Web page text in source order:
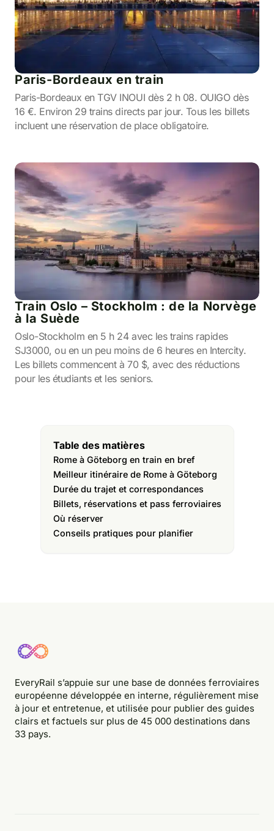
Paris-Bordeaux en train
Paris-Bordeaux en TGV INOUI dès 2 h 08. OUIGO dès
16 €. Environ 29 trains directs par jour. Tous les billets
incluent une réservation de place obligatoire.
Train Oslo – Stockholm : de la Norvège
à la Suède
Oslo-Stockholm en 5 h 24 avec les trains rapides
SJ3000, ou en un peu moins de 6 heures en Intercity.
Les billets commencent à 70 $, avec des réductions
pour les étudiants et les seniors.
Table des matières
Rome à Göteborg en train en bref
Meilleur itinéraire de Rome à Göteborg
Durée du trajet et correspondances
Billets, réservations et pass ferroviaires
Où réserver
Conseils pratiques pour planifier
EveryRail s’appuie sur une base de données ferroviaires
européenne développée en interne, régulièrement mise
à jour et entretenue, et utilisée pour publier des guides
clairs et factuels sur plus de 45 000 destinations dans
33 pays.